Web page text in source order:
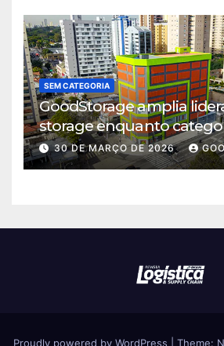
SEM CATEGORIA
GoodStorage amplia
storage enquanto
consolida em São Paulo
30 DE MARÇO DE 2026
Proudly powered by WordPress Theme: